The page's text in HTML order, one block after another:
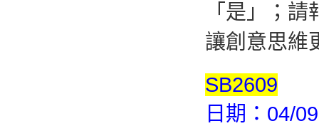
「是」；
讓創意思維
SB2609
日期：04/